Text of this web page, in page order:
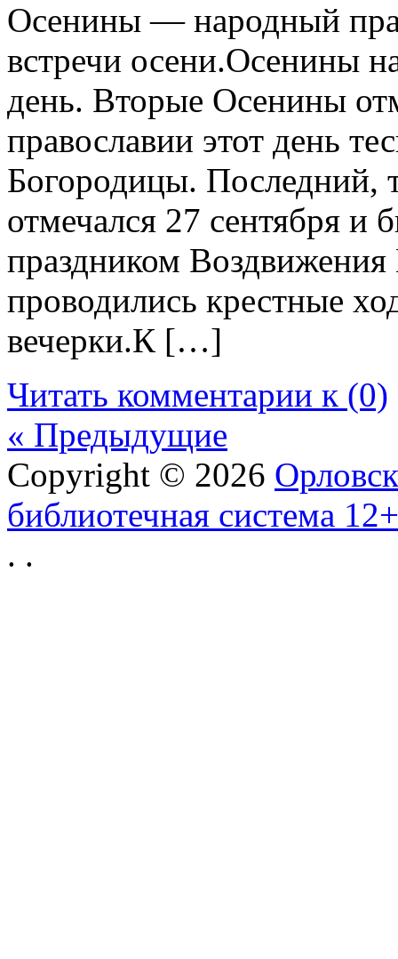
Осенины — народный
встречи осени.Осенины
день. Вторые Осенины
православии этот день
Богородицы. Последний,
отмечался 27 сентября и
праздником Воздвижения
проводились крестные
вечерки.К […]
Читать комментарии к (0)
« Предыдущие
Copyright © 2026
библиотечная система 12+
. .